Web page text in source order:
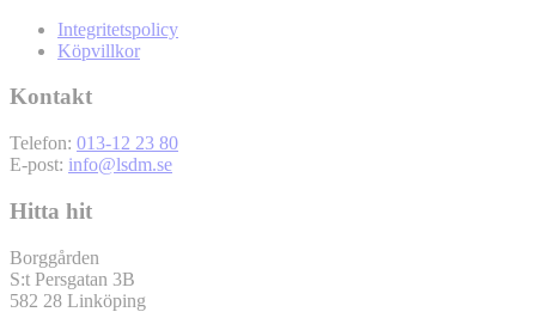
Integritetspolicy
Köpvillkor
Kontakt
Telefon: 013-12 23 80
E-post: info@lsdm.se
Hitta hit
Borggården
S:t Persgatan 3B
582 28 Linköping